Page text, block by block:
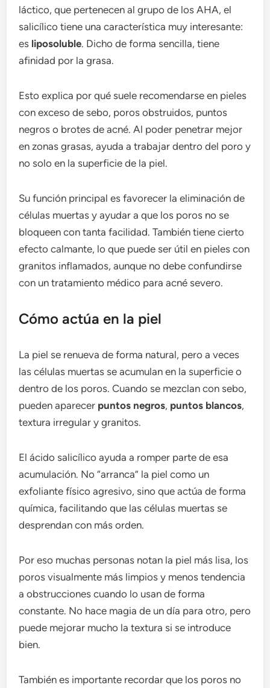
láctico, que pertenecen al grupo de los AHA, el
salicílico tiene una característica muy interesante:
es liposoluble. Dicho de forma sencilla, tiene
afinidad por la grasa.
Esto explica por qué suele recomendarse en pieles
con exceso de sebo, poros obstruidos, puntos
negros o brotes de acné. Al poder penetrar mejor
en zonas grasas, ayuda a trabajar dentro del poro y
no solo en la superficie de la piel.
Su función principal es favorecer la eliminación de
células muertas y ayudar a que los poros no se
bloqueen con tanta facilidad. También tiene cierto
efecto calmante, lo que puede ser útil en pieles con
granitos inflamados, aunque no debe confundirse
con un tratamiento médico para acné severo.
Cómo actúa en la piel
La piel se renueva de forma natural, pero a veces
las células muertas se acumulan en la superficie o
dentro de los poros. Cuando se mezclan con sebo,
pueden aparecer puntos negros, puntos blancos,
textura irregular y granitos.
El ácido salicílico ayuda a romper parte de esa
acumulación. No “arranca” la piel como un
exfoliante físico agresivo, sino que actúa de forma
química, facilitando que las células muertas se
desprendan con más orden.
Por eso muchas personas notan la piel más lisa, los
poros visualmente más limpios y menos tendencia
a obstrucciones cuando lo usan de forma
constante. No hace magia de un día para otro, pero
puede mejorar mucho la textura si se introduce
bien.
También es importante recordar que los poros no